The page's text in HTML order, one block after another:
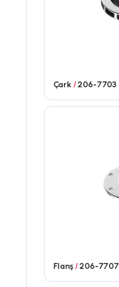
Çark /206-7703
Flanş/206-7707